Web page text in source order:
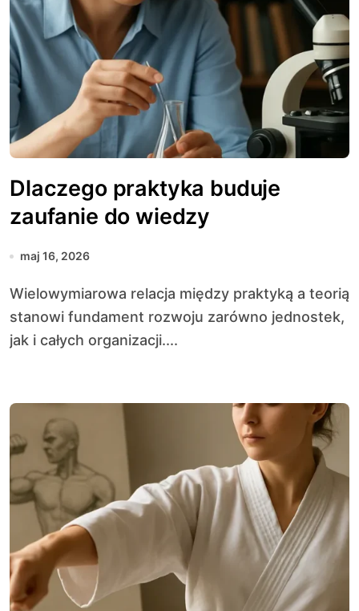
Dlaczego praktyka buduje
zaufanie do wiedzy
maj 16, 2026
Wielowymiarowa relacja między praktyką a teorią
stanowi fundament rozwoju zarówno jednostek,
jak i całych organizacji....